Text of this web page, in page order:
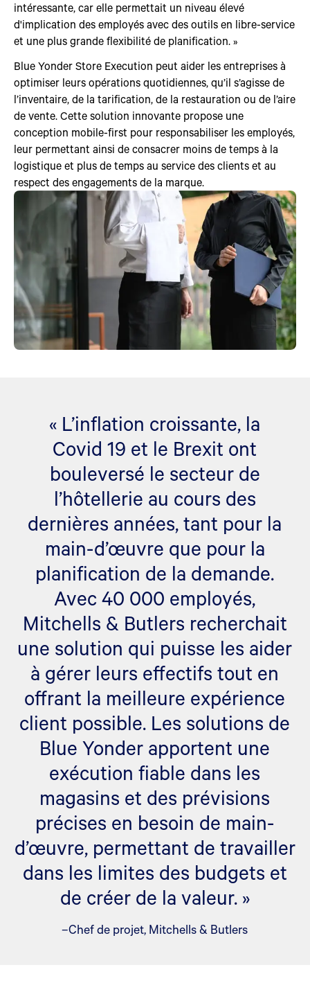
intéressante, car elle permettait un niveau élevé
d'implication des employés avec des outils en libre-service
et une plus grande flexibilité de planification. »
Blue Yonder Store Execution peut aider les entreprises à
optimiser leurs opérations quotidiennes, qu’il s’agisse de
l’inventaire, de la tarification, de la restauration ou de l’aire
de vente. Cette solution innovante propose une
conception mobile-first pour responsabiliser les employés,
leur permettant ainsi de consacrer moins de temps à la
logistique et plus de temps au service des clients et au
respect des engagements de la marque.
« L’inflation croissante, la
Covid 19 et le Brexit ont
bouleversé le secteur de
l’hôtellerie au cours des
dernières années, tant pour la
main-d’œuvre que pour la
planification de la demande.
Avec 40 000 employés,
Mitchells & Butlers recherchait
une solution qui puisse les aider
à gérer leurs effectifs tout en
offrant la meilleure expérience
client possible. Les solutions de
Blue Yonder apportent une
exécution fiable dans les
magasins et des prévisions
précises en besoin de main-
d’œuvre, permettant de travailler
dans les limites des budgets et
de créer de la valeur. »
–Chef de projet, Mitchells & Butlers